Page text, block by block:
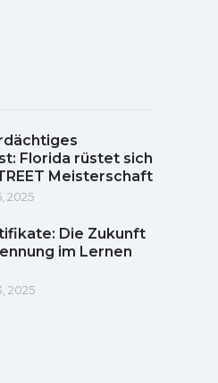
Florida rüstet sich
Meisterschaft
2025
Die Zukunft
im Lernen
2025